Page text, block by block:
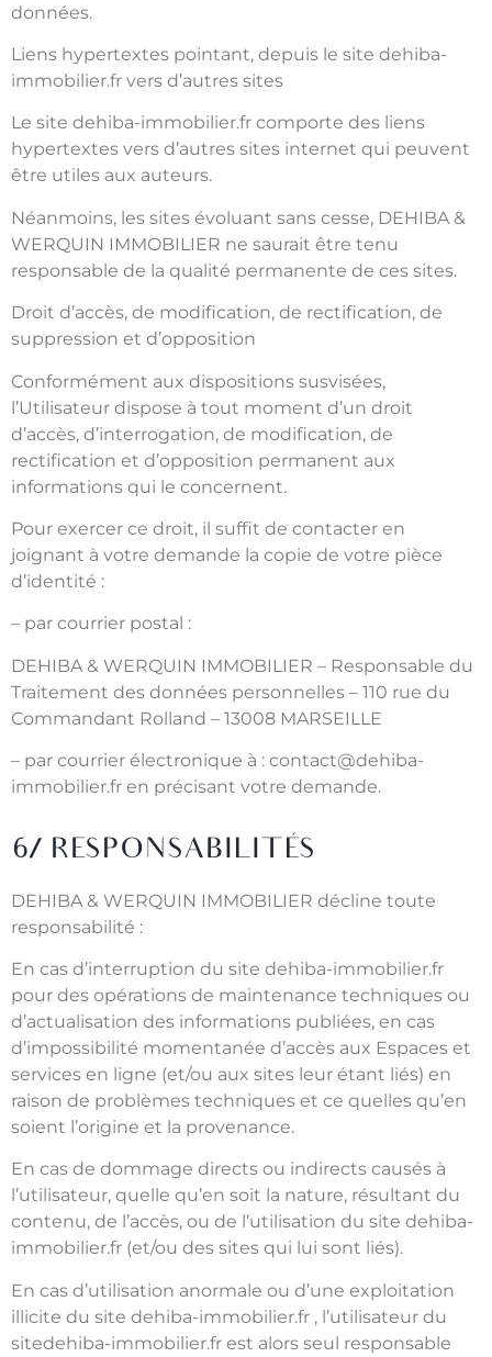
données.
Liens hypertextes pointant, depuis le site dehiba-
immobilier.fr vers d’autres sites
Le site dehiba-immobilier.fr comporte des liens
hypertextes vers d’autres sites internet qui peuvent
être utiles aux auteurs.
Néanmoins, les sites évoluant sans cesse, DEHIBA &
WERQUIN IMMOBILIER ne saurait être tenu
responsable de la qualité permanente de ces sites.
Droit d’accès, de modification, de rectification, de
suppression et d’opposition
Conformément aux dispositions susvisées,
l’Utilisateur dispose à tout moment d’un droit
d’accès, d’interrogation, de modification, de
rectification et d’opposition permanent aux
informations qui le concernent.
Pour exercer ce droit, il suffit de contacter en
joignant à votre demande la copie de votre pièce
d’identité :
– par courrier postal :
DEHIBA & WERQUIN IMMOBILIER – Responsable du
Traitement des données personnelles – 110 rue du
Commandant Rolland – 13008 MARSEILLE
– par courrier électronique à : contact@dehiba-
immobilier.fr en précisant votre demande.
6/ RESPONSABILITÉS
DEHIBA & WERQUIN IMMOBILIER décline toute
responsabilité :
En cas d’interruption du site dehiba-immobilier.fr
pour des opérations de maintenance techniques ou
d’actualisation des informations publiées, en cas
d’impossibilité momentanée d’accès aux Espaces et
services en ligne (et/ou aux sites leur étant liés) en
raison de problèmes techniques et ce quelles qu’en
soient l’origine et la provenance.
En cas de dommage directs ou indirects causés à
l’utilisateur, quelle qu’en soit la nature, résultant du
contenu, de l’accès, ou de l’utilisation du site dehiba-
immobilier.fr (et/ou des sites qui lui sont liés).
En cas d’utilisation anormale ou d’une exploitation
illicite du site dehiba-immobilier.fr , l’utilisateur du
sitedehiba-immobilier.fr est alors seul responsable